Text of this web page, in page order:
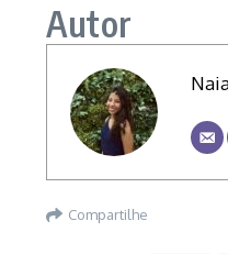
Autor
Compartilhe